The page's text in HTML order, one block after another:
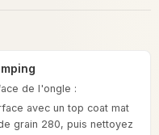
de l'ongle :
avec un top coat mat
grain 280, puis nettoyez